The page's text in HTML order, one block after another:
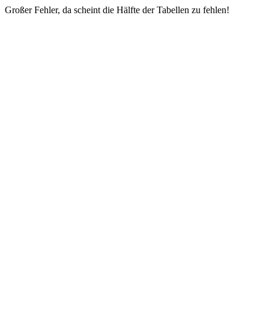
Großer Fehler, da scheint die Hälfte der Tabellen zu fehlen!